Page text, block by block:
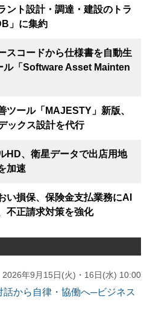
ント設計・調達・建設のトラ
」に集約
スコードから仕様書を自動生
ル「Software Asset Mainten
ツール「MAJESTY」新版、
ックス設計を代行
HD、衛星データで出店用地
加速
い損保、保険金支払業務にAI
不正請求対策を強化
2026年9月15日(火)・16日(水) 10:00
から自律・協働へ─ビジネス